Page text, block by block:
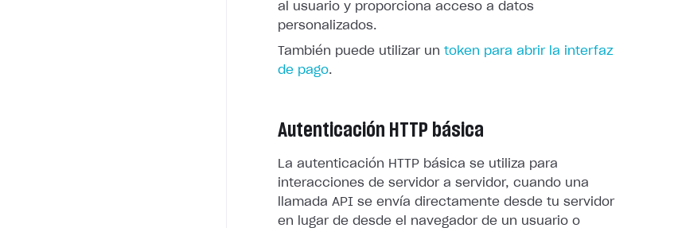
al usuario y proporciona acceso a datos
personalizados.
También puede utilizar un token para abrir la interfaz
de pago.
Autenticación HTTP básica
La autenticación HTTP básica se utiliza para
interacciones de servidor a servidor, cuando una
llamada API se envía directamente desde tu servidor
en lugar de desde el navegador de un usuario o